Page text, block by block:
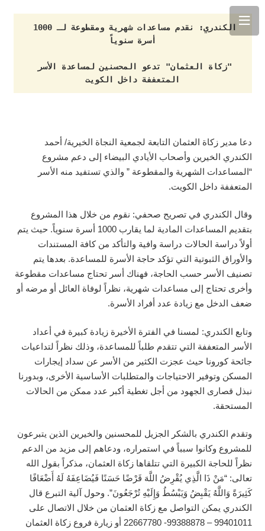
أسرة سنوياً
المتعففة داخل الكويت
دعا مدير زكاة العثمان التابعة لجمعية النجاة الخيرية/ أحمد
الكندري الخيرين وأصحاب الأيادي البيضاء إلى دعم مشروع
“المساعدات الشهرية والمقطوعة ” والذي تستفيد منه الأسر
المتعففة داخل الكويت.
وقال الكندري في تصريح صحفي: نقوم من خلال هذا المشروع
بتقديم المساعدات المادية لما يقارب 1000 أسرة سنوياً. حيث يتم
أولاً دراسة الحالات دراسة وافية والتأكد من كافة المستندات
والأوراق الثبوتية التي تؤكد حاجة الأسرة للمساعدة. بعدها يتم
تصنيف الأسر حسب الحاجة، فهناك أسر تحتاج مساعدات مقطوعة
وأخرى تحتاج إلى مساعدات شهرية، نظراً لوفاة العائل أو مرضه أو
ضعف الدخل مع زيادة عدد أفراد الأسرة.
وتابع الكندري: لمسنا في الفترة الأخيرة زيادة كبيرة في أعداد
الأسر المتعففة التي تتقدم طلباً للمساعدة، وذلك نظراً لتداعيات
جائحة كورونا حيث عجزت الكثير من الأسر عن سداد إيجارات
المسكن وتوفير الاحتياجات والمتطلبات الأساسية الأخرى، وبدورنا
نبذل قصارى الجهود من أجل تغطية أكبر عدد ممكن من الحالات
المستحقة.
وتقدم الكندري بالشكر الجزيل للمحسنين والخيرين الذين يتبرعون
للمشروع وكانوا سبباً في استمراره، ودعاهم إلى مزيد من الدعم
نظراً للحاجة الكبيرة التي تتلقاها زكاة العثمان، مذكراً بقول الله
تعالى: “مَنْ ذَا الَّذِي يُقْرِضُ اللَّهَ قَرْضًا حَسَنًا فَيُضَاعِفَهُ لَهُ أَضْعَافًا
كَثِيرَةً وَاللَّهُ يَقْبِضُ وَيَبْسُطُ وَإِلَيْهِ تُرْجَعُونَ”. وحول آلية التبرع قال
الكندري يمكن التواصل مع زكاة العثمان من خلال الاتصال على
99401011 – 99388878- 22667780 أو زيارة فروع زكاة العثمان